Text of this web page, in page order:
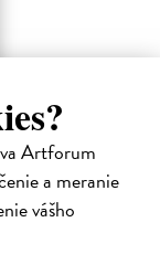
Artforum
a meranie
vášho
explosive,